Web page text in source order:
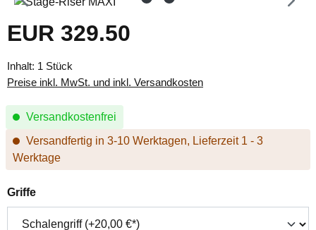
Regulärer Preis:
EUR 329.50
Inhalt: 1 Stück
Preise inkl. MwSt. und inkl. Versandkosten
Versandkostenfrei
Versandfertig in 3-10 Werktagen, Lieferzeit 1 - 3
Werktage
Griffeauswählen